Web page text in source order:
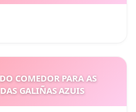
COMEDOR PARA AS
GALIÑAS AZUIS